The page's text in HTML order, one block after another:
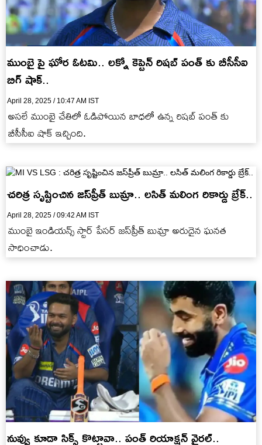
ముంబై పై ఘోర ఓట‌మి.. ల‌క్నో కెప్టెన్ రిష‌బ్ పంత్ కు బీసీసీఐ
బిగ్ షాక్‌..
April 28, 2025 / 10:47 AM IST
అస‌లే ముంబై చేతిలో ఓడిపోయిన బాధ‌లో ఉన్న రిష‌బ్ పంత్ కు
బీసీసీఐ షాక్ ఇచ్చింది.
చ‌రిత్ర సృష్టించిన జ‌స్‌ప్రీత్ బుమ్రా.. ల‌సిత్ మ‌లింగ రికార్డు బ్రేక్‌..
April 28, 2025 / 09:42 AM IST
ముంబై ఇండియ‌న్స్ స్టార్ పేస‌ర్ జ‌స్‌ప్రీత్ బుమ్రా అరుదైన ఘ‌న‌త
సాధించాడు.
నువ్వు కూడా సిక్స్ కొట్టావా.. పంత్ రియాక్ష‌న్ వైర‌ల్‌..